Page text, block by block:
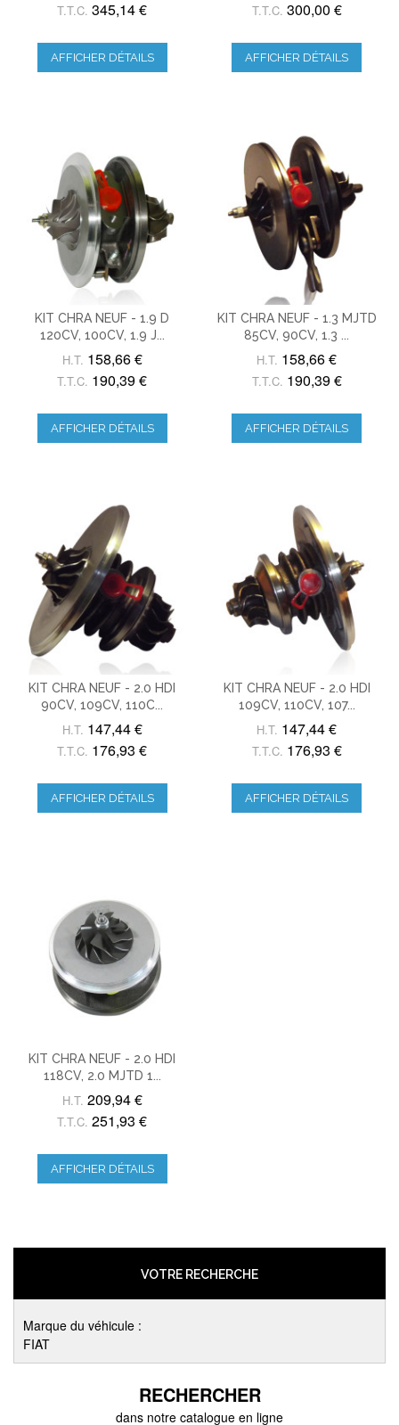
T.T.C. 345,14 €
AFFICHER DÉTAILS
T.T.C. 300,00 €
AFFICHER DÉTAILS
KIT CHRA NEUF - 1.9 D
120CV, 100CV, 1.9 J...
H.T. 158,66 €
T.T.C. 190,39 €
AFFICHER DÉTAILS
KIT CHRA NEUF - 1.3 MJTD
85CV, 90CV, 1.3 ...
H.T. 158,66 €
T.T.C. 190,39 €
AFFICHER DÉTAILS
KIT CHRA NEUF - 2.0 HDI
90CV, 109CV, 110C...
H.T. 147,44 €
T.T.C. 176,93 €
AFFICHER DÉTAILS
KIT CHRA NEUF - 2.0 HDI
109CV, 110CV, 107...
H.T. 147,44 €
T.T.C. 176,93 €
AFFICHER DÉTAILS
KIT CHRA NEUF - 2.0 HDI
118CV, 2.0 MJTD 1...
H.T. 209,94 €
T.T.C. 251,93 €
AFFICHER DÉTAILS
VOTRE RECHERCHE
Marque du véhicule :
FIAT
RECHERCHER
dans notre catalogue en ligne